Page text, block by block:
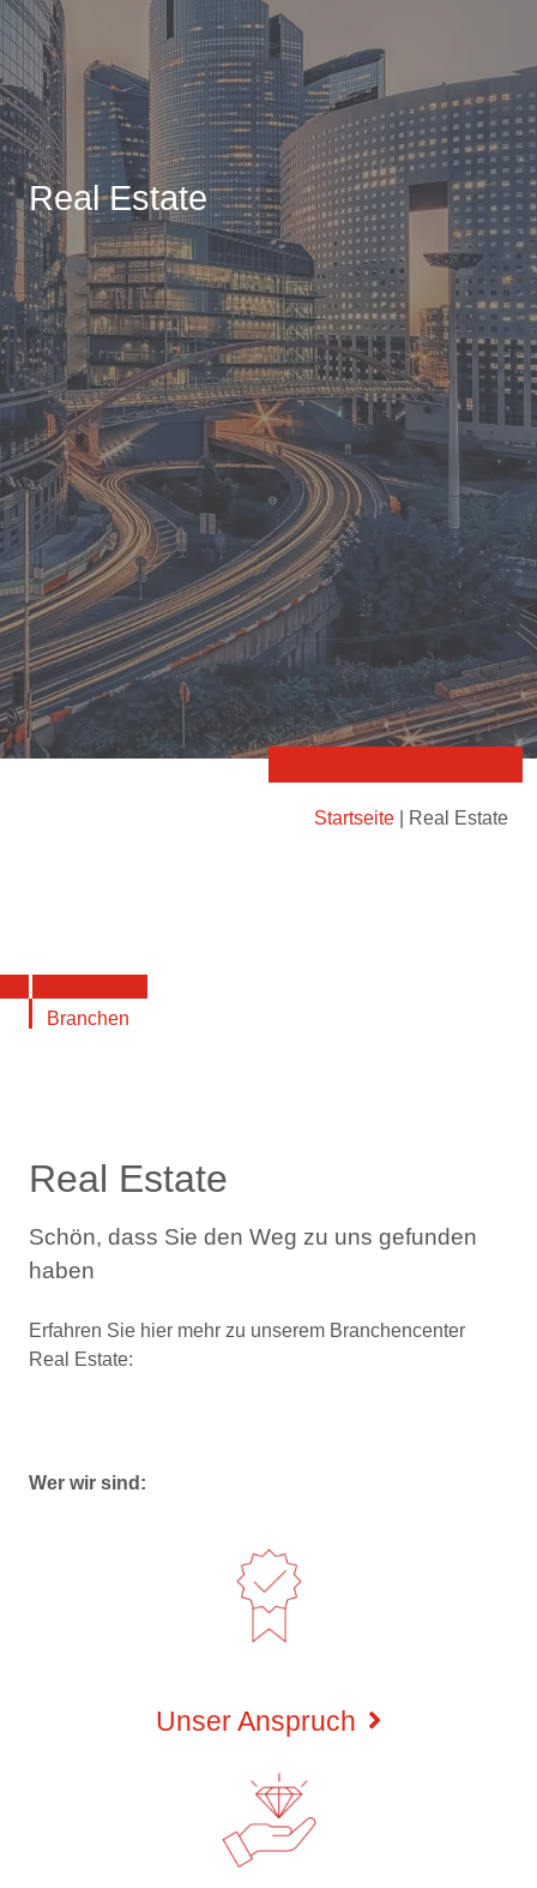
Real Estate
Startseite Real Estate
Branchen
Real Estate
Schön, dass Sie den Weg zu uns gefunden
haben
Erfahren Sie hier mehr zu unserem Branchencenter
Real Estate:
Wer wir sind:
Unser Anspruch